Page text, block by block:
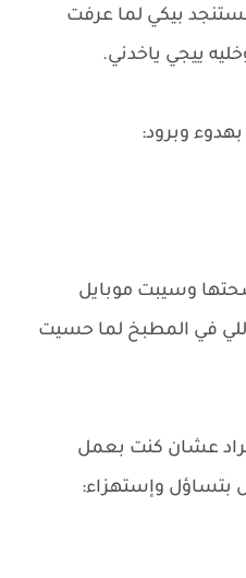
بيكي لما عرفت
ييجي ياخدني.
بهدوء وبرود:
وسيبت موبايل
في المطبخ لما حسيت
عشان كنت بعمل
بتساؤل وإستهزاء: